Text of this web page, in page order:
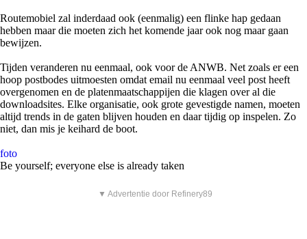
Routemobiel zal inderdaad ook (eenmalig) een flinke hap gedaan
hebben maar die moeten zich het komende jaar ook nog maar gaan
bewijzen.
Tijden veranderen nu eenmaal, ook voor de ANWB. Net zoals er een
hoop postbodes uitmoesten omdat email nu eenmaal veel post heeft
overgenomen en de platenmaatschappijen die klagen over al die
downloadsites. Elke organisatie, ook grote gevestigde namen, moeten
altijd trends in de gaten blijven houden en daar tijdig op inspelen. Zo
niet, dan mis je keihard de boot.
foto
Be yourself; everyone else is already taken
▼ Advertentie door Refinery89